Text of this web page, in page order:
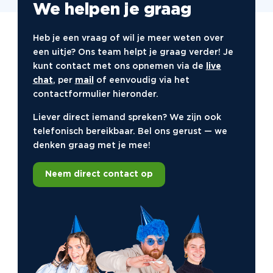
Alles mag op Zaterdag Quiz
met fun, gekke opdrachten en muziek
Waar kun je indoor
teamuitjes beleven?
Overal waar een ruimte is met tafels, stoelen en een
beetje sfeer. In jullie eigen bedrijfspand, bij een
Zelf regelen of alles uit
Bij TB Events kan het allebei. Boek alleen het spel of
kies voor een all-in uitje met locatie, diner,
aankleding en begeleiding. Wat je ook kiest, wij
zorgen voor een sfeervol en soepel teammoment.
We helpen je graag
Heb je een vraag of wil je meer weten over
een uitje? Ons team helpt je graag verder! Je
kunt contact met ons opnemen via de
live
chat, per mail
of eenvoudig via het
contactformulier hieronder.
Liever direct iemand spreken? We zijn ook
telefonisch bereikbaar. Bel ons gerust — we
denken graag met je mee!
Neem direct contact op